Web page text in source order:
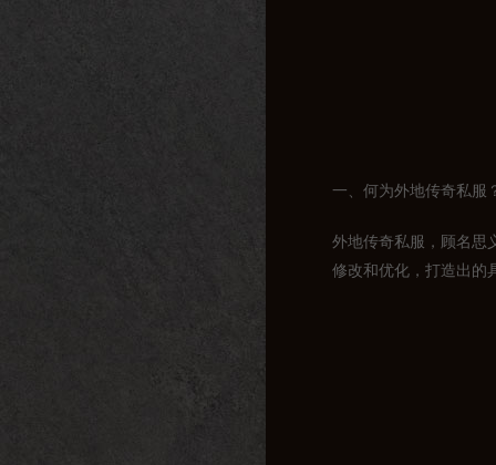
一、何为外地传奇私服
外地传奇私服，顾名思
修改和优化，打造出的